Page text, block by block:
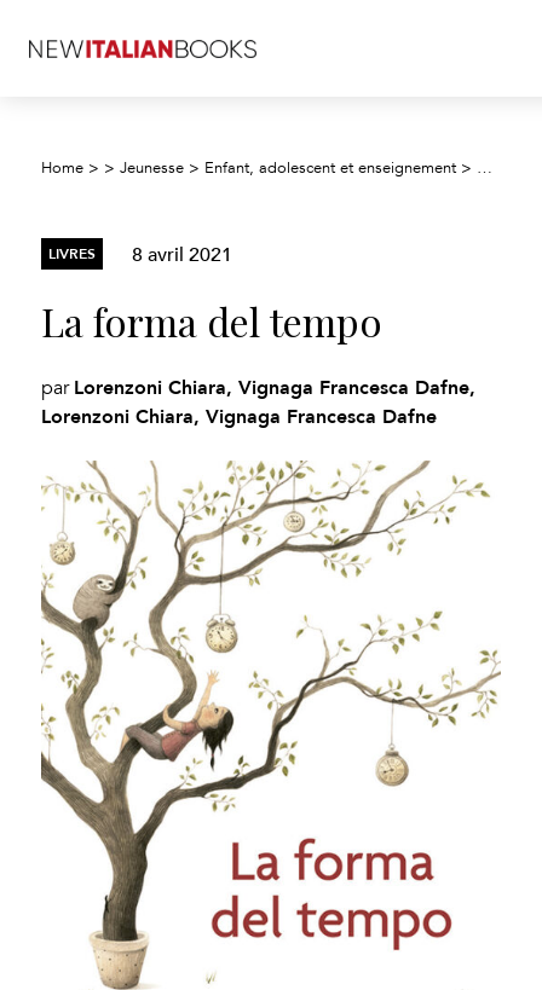
Home > >Jeunesse > Enfant, adolescent et enseignement > Enfants
LIVRES 8 avril 2021
La forma del tempo
par Lorenzoni Chiara, Vignaga Francesca Dafne,
Lorenzoni Chiara, Vignaga Francesca Dafne